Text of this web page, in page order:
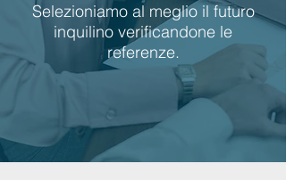
Selezioniamo al meglio il futuro
inquilino verificandone le
referenze.